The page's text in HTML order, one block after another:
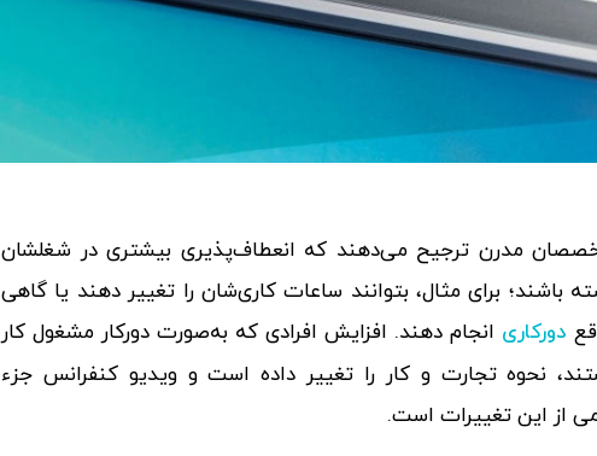
مدرن ترجیح می‌دهند که انعطاف‌پذیری بیشتری در شغلشان
باشند؛ برای مثال، بتوانند ساعات کاری‌شان را تغییر دهند یا گاهی
دورکاری انجام دهند. افزایش افرادی که به‌صورت دورکار مشغول کار
نحوه تجارت و کار را تغییر داده است و ویدیو کنفرانس جزء
از این تغییرات است.